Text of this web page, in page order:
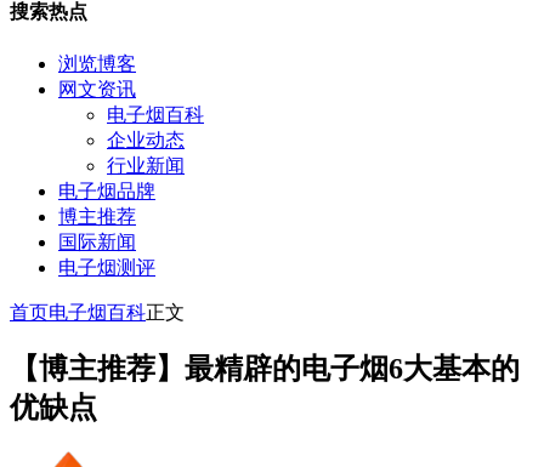
搜索热点
浏览博客
网文资讯
电子烟百科
企业动态
行业新闻
电子烟品牌
博主推荐
国际新闻
电子烟测评
首页电子烟百科正文
【博主推荐】最精辟的电子烟6大基本的
优缺点